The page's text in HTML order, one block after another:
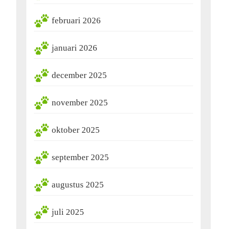
februari 2026
januari 2026
december 2025
november 2025
oktober 2025
september 2025
augustus 2025
juli 2025